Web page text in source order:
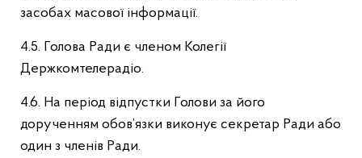
засобах масової інформації.
4.5. Голова Ради є членом Колегії
Держкомтелерадіо.
4.6. На період відпустки Голови за його
дорученням обов’язки виконує секретар Ради або
один з членів Ради.